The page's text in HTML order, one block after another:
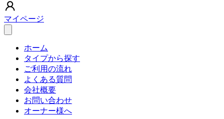
マイページ
ホーム
タイプから探す
ご利用の流れ
よくある質問
会社概要
お問い合わせ
オーナー様へ